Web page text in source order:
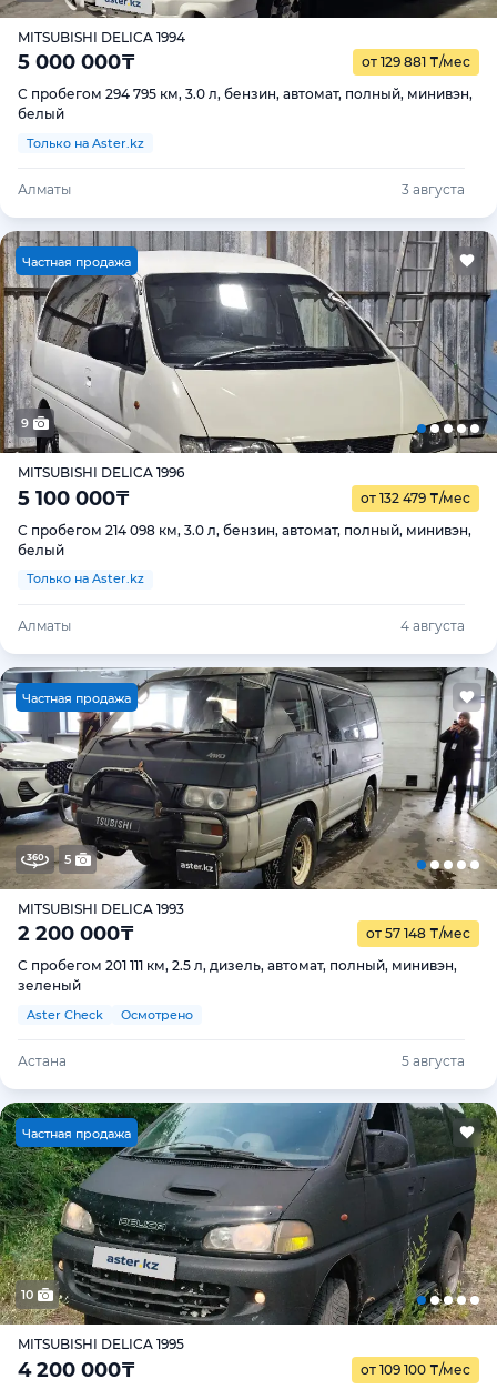
MITSUBISHI DELICA 1994
5 000 000₸ от 129 881 ₸/мес
С пробегом 294 795 км, 3.0 л, бензин, автомат, полный, минивэн,
белый
Только на Aster.kz
Алматы 3 августа
Частная продажа
9
MITSUBISHI DELICA 1996
5 100 000₸ от 132 479 ₸/мес
С пробегом 214 098 км, 3.0 л, бензин, автомат, полный, минивэн,
белый
Только на Aster.kz
Алматы 4 августа
Частная продажа
5
MITSUBISHI DELICA 1993
2 200 000₸ от 57 148 ₸/мес
С пробегом 201 111 км, 2.5 л, дизель, автомат, полный, минивэн,
зеленый
Aster Check Осмотрено
Астана 5 августа
Частная продажа
10
MITSUBISHI DELICA 1995
4 200 000₸ от 109 100 ₸/мес